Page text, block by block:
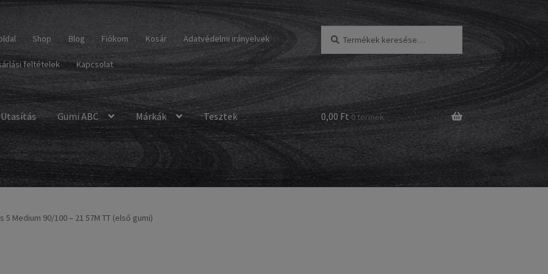
Shop Blog Fiókom Kosár Adatvédelmi irányelvek
feltételek Kapcsolat
következőre:
Utasítás Gumi ABC Márkák Tesztek 0,00 Ft 0 termék
5 Medium 90/100 – 21 57M TT (első gumi)